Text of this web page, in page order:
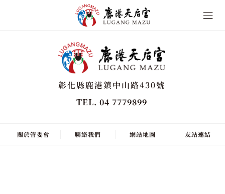
彰化縣鹿港鎮中山路430號
TEL. 04 7779899
關於管委會 聯絡我們 網站地圖 友站連結